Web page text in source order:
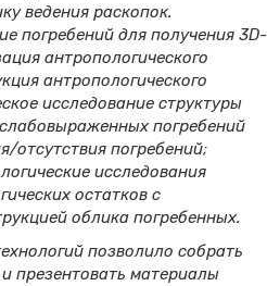
ведения раскопок.
погребений для получения 3D-
антропологического
антропологического
исследование структуры
погребений
отсутствия погребений;
исследования
остатков с
облика погребенных.
позволило собрать
презентовать материалы